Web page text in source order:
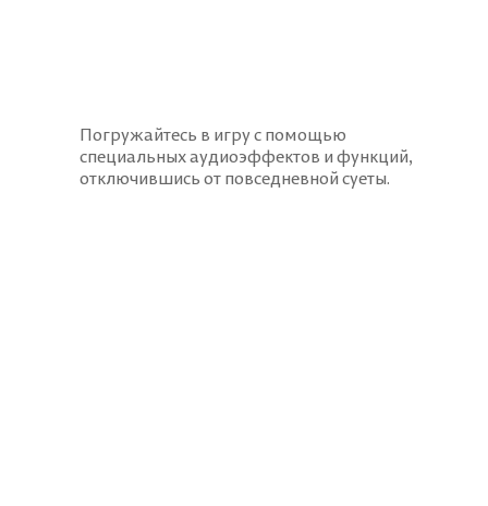
Погружайтесь в игру с помощью
специальных аудиоэффектов и функций,
отключившись от повседневной суеты.